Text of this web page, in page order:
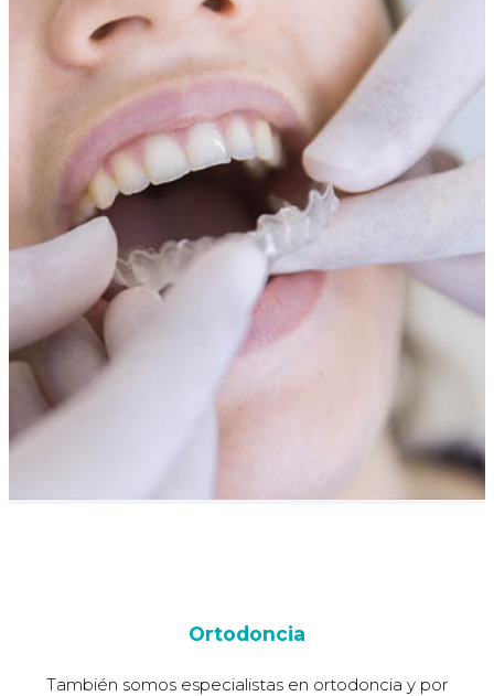
Ortodoncia
También somos especialistas en ortodoncia y por